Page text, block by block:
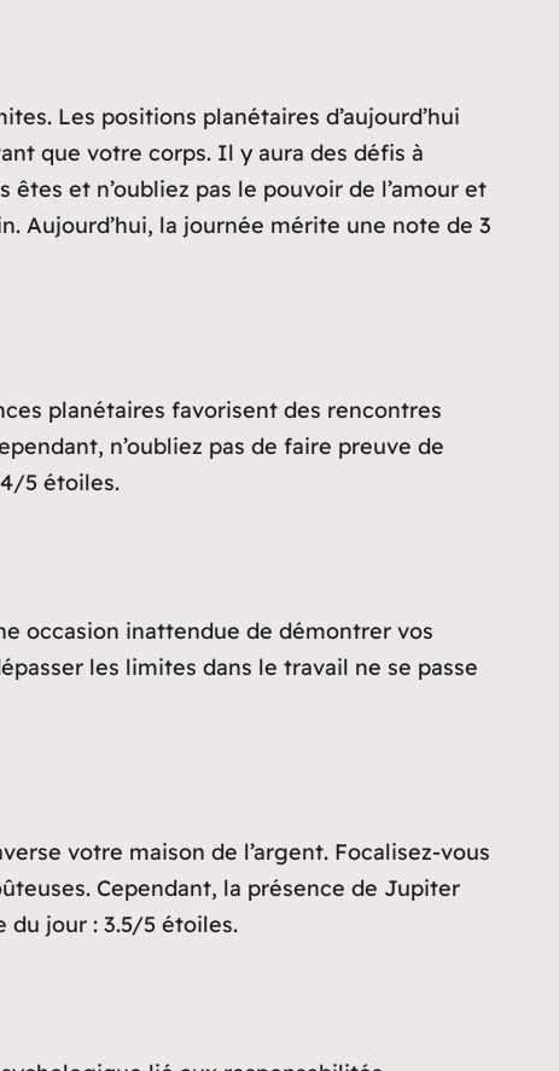
Les positions planétaires d’aujourd’hui
que votre corps. Il y aura des défis à
et n’oubliez pas le pouvoir de l’amour et
Aujourd’hui, la journée mérite une note de 3
planétaires favorisent des rencontres
n’oubliez pas de faire preuve de
5 étoiles.
occasion inattendue de démontrer vos
les limites dans le travail ne se passe
votre maison de l’argent. Focalisez-vous
Cependant, la présence de Jupiter
jour : 3.5/5 étoiles.